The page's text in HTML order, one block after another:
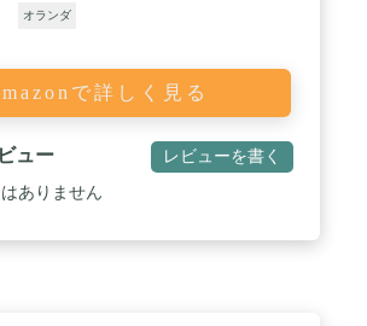
オランダ
で詳しく見る
ュー レビューを書く
ありません